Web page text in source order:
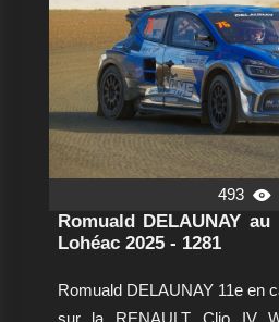
493 
Romuald DELAUNAY
Lohéac 2025 - 1281
Romuald DELAUNAY 11e en